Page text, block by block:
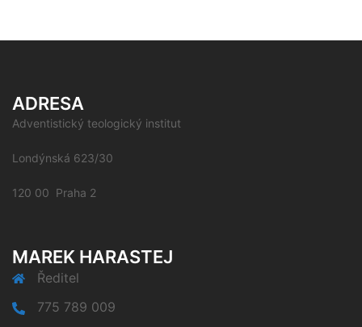
ADRESA
Adventistický teologický institut
Londýnská 623/30
120 00 Praha 2
MAREK HARASTEJ
Ředitel
775 789 009